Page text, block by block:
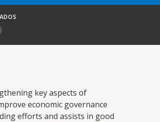
key aspects of
economic governance
efforts and assists in good